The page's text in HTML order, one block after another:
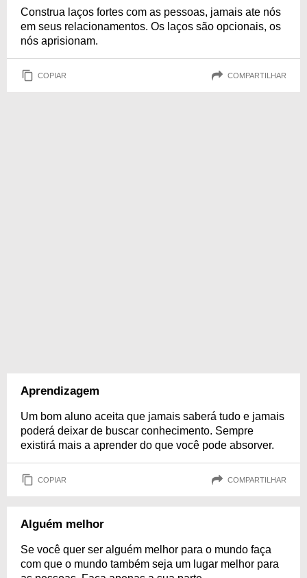
Construa laços fortes com as pessoas, jamais ate nós
em seus relacionamentos. Os laços são opcionais, os
nós aprisionam.
COPIAR COMPARTILHAR
Aprendizagem
Um bom aluno aceita que jamais saberá tudo e jamais
poderá deixar de buscar conhecimento. Sempre
existirá mais a aprender do que você pode absorver.
COPIAR COMPARTILHAR
Alguém melhor
Se você quer ser alguém melhor para o mundo faça
com que o mundo também seja um lugar melhor para